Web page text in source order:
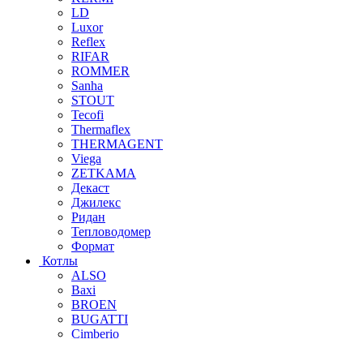
LD
Luxor
Reflex
RIFAR
ROMMER
Sanha
STOUT
Tecofi
Thermaflex
THERMAGENT
Viega
ZETKAMA
Декаст
Джилекс
Ридан
Тепловодомер
Формат
Котлы
ALSO
Baxi
BROEN
BUGATTI
Cimberio